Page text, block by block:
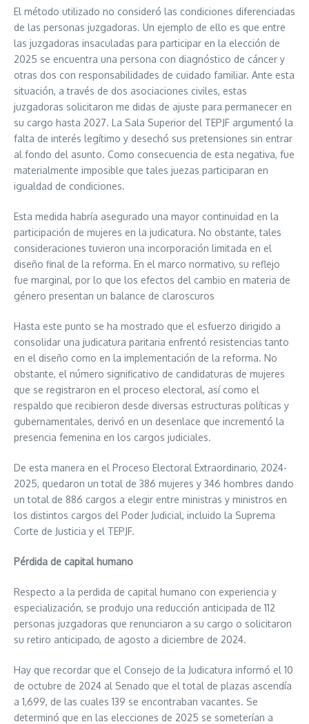
El método utilizado no consideró las condiciones diferenciadas
de las personas juzgadoras. Un ejemplo de ello es que entre
las juzgadoras insaculadas para participar en la elección de
2025 se encuentra una persona con diagnóstico de cáncer y
otras dos con responsabilidades de cuidado familiar. Ante esta
situación, a través de dos asociaciones civiles, estas
juzgadoras solicitaron me didas de ajuste para permanecer en
su cargo hasta 2027. La Sala Superior del TEPJF argumentó la
falta de interés legítimo y desechó sus pretensiones sin entrar
al fondo del asunto. Como consecuencia de esta negativa, fue
materialmente imposible que tales juezas participaran en
igualdad de condiciones.
Esta medida habría asegurado una mayor continuidad en la
participación de mujeres en la judicatura. No obstante, tales
consideraciones tuvieron una incorporación limitada en el
diseño final de la reforma. En el marco normativo, su reflejo
fue marginal, por lo que los efectos del cambio en materia de
género presentan un balance de claroscuros
Hasta este punto se ha mostrado que el esfuerzo dirigido a
consolidar una judicatura paritaria enfrentó resistencias tanto
en el diseño como en la implementación de la reforma. No
obstante, el número significativo de candidaturas de mujeres
que se registraron en el proceso electoral, así como el
respaldo que recibieron desde diversas estructuras políticas y
gubernamentales, derivó en un desenlace que incrementó la
presencia femenina en los cargos judiciales.
De esta manera en el Proceso Electoral Extraordinario, 2024-
2025, quedaron un total de 386 mujeres y 346 hombres dando
un total de 886 cargos a elegir entre ministras y ministros en
los distintos cargos del Poder Judicial, incluido la Suprema
Corte de Justicia y el TEPJF.
Pérdida de capital humano
Respecto a la perdida de capital humano con experiencia y
especialización, se produjo una reducción anticipada de 112
personas juzgadoras que renunciaron a su cargo o solicitaron
su retiro anticipado, de agosto a diciembre de 2024.
Hay que recordar que el Consejo de la Judicatura informó el 10
de octubre de 2024 al Senado que el total de plazas ascendía
a 1,699, de las cuales 139 se encontraban vacantes. Se
determinó que en las elecciones de 2025 se someterían a